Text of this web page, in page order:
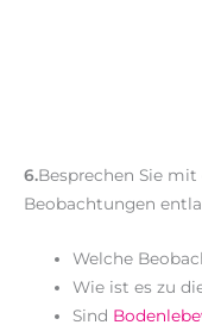
6.Besprechen Sie
Beobachtungen
Welche
Wie ist es zu
Sind